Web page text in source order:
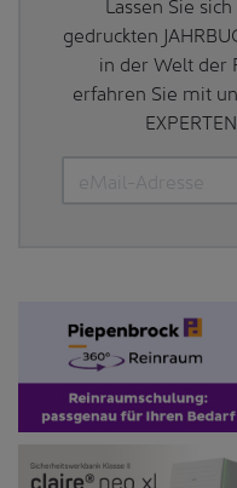
gedruckten
in der Welt der
erfahren Sie mit